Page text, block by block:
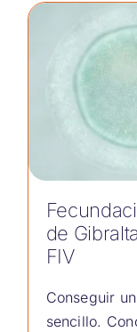
de
FIV
Conseguir
sencillo.